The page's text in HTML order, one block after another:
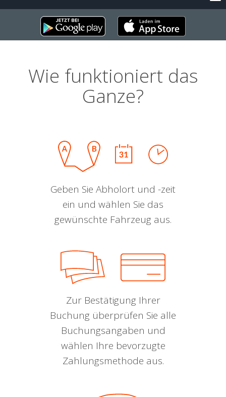
Wie funktioniert das
Ganze?
Geben Sie Abholort und -zeit
ein und wählen Sie das
gewünschte Fahrzeug aus.
Zur Bestätigung Ihrer
Buchung überprüfen Sie alle
Buchungsangaben und
wählen Ihre bevorzugte
Zahlungsmethode aus.